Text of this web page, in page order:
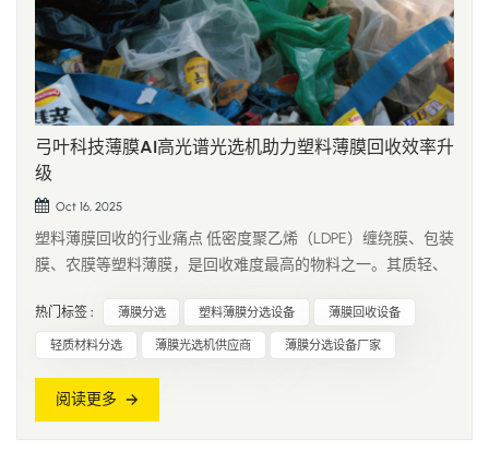
弓叶科技薄膜AI高光谱光选机助力塑料薄膜回收效率升
级
Oct 16, 2025
塑料薄膜回收的行业痛点 低密度聚乙烯（LDPE）缠绕膜、包装
膜、农膜等塑料薄膜，是回收难度最高的物料之一。其质轻、
轨迹极不稳定。在混合废料流中，薄膜还常缠绕在滚筒或传感
器上，不仅造成设备停机，还推高了维护成本。 污染问题与多
热门标签 : 薄膜分选 塑料薄膜分选设备 薄膜回收设备
轻质材料分选 薄膜光选机供应商 薄膜分选设备厂家
阅读更多